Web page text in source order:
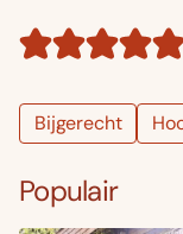
Bijgerecht
Populair